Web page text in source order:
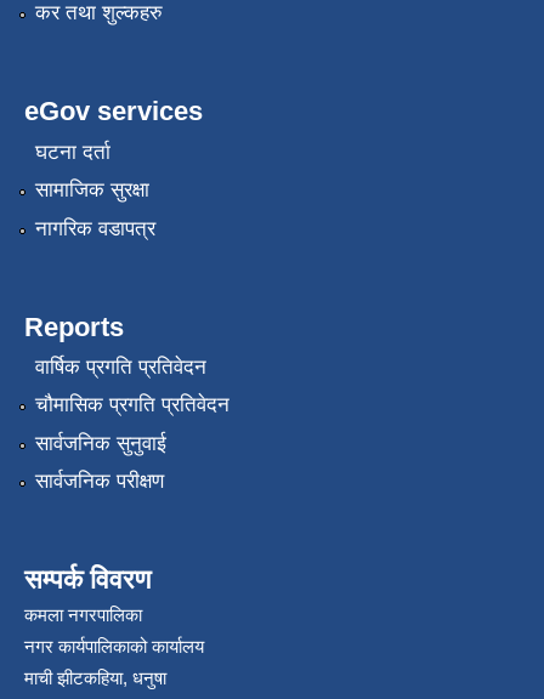
कर तथा शुल्कहरु
eGov services
घटना दर्ता
सामाजिक सुरक्षा
नागरिक वडापत्र
Reports
वार्षिक प्रगति प्रतिवेदन
चौमासिक प्रगति प्रतिवेदन
सार्वजनिक सुनुवाई
सार्वजनिक परीक्षण
सम्पर्क विवरण
कमला नगरपालिका
नगर कार्यपालिकाको कार्यालय
माची झीटकहिया, धनुषा